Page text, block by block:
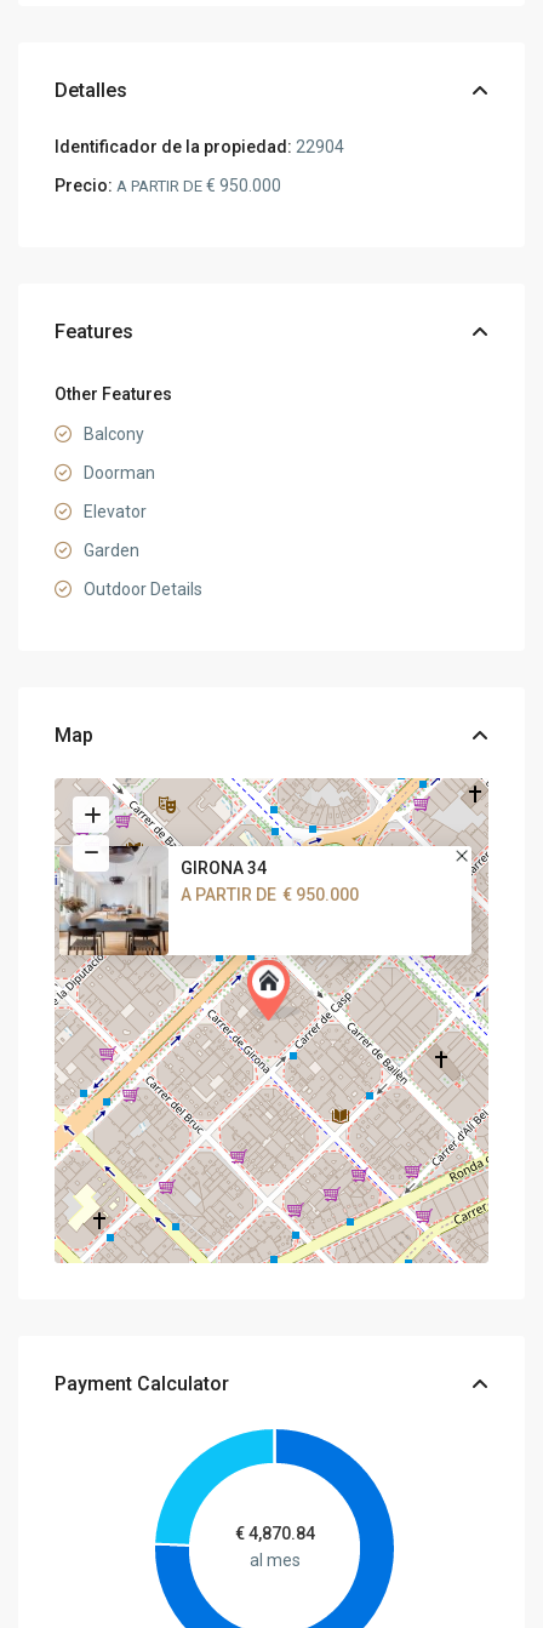
Detalles
Identificador de la propiedad: 22904
Precio: A PARTIR DE € 950.000
Features
Other Features
Balcony
Doorman
Elevator
Garden
Outdoor Details
Map
GIRONA 34
A PARTIR DE € 950.000
Payment Calculator
€4,870.84
al mes